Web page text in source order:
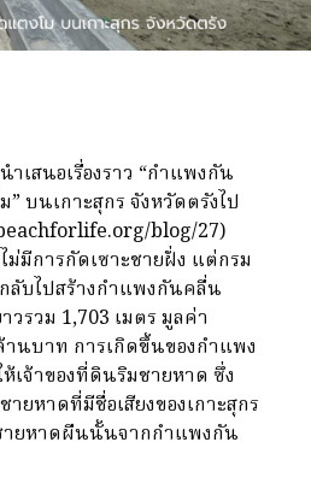
เสนอเรื่องราว “กำแพงกัน
บนเกาะสุกร จังหวัดตรังไป
blog/27)
ม่มีการกัดเซาะชายฝั่ง แต่กรม
ลับไปสร้างกำแพงกันคลื่น
วรวม 1,703 เมตร มูลค่า
านบาท การเกิดขึ้นของกำแพง
เจ้าของที่ดินริมชายหาด ซึ่ง
ยหาดที่มีชื่อเสียงของเกาะสุกร
ายหาดผืนนั้นจากกำแพงกัน